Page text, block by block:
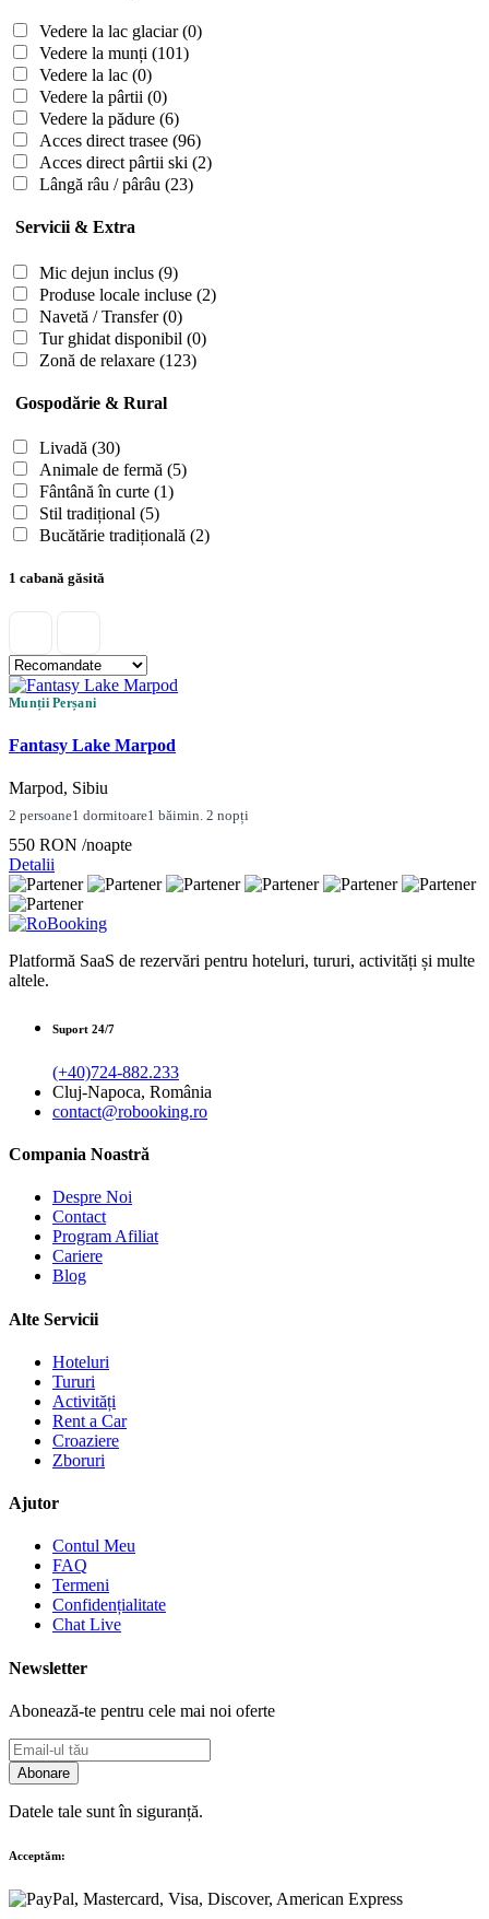
Vedere la lac glaciar(0)
Vedere la munți (101)
Vedere la lac (0)
Vedere la pârtii (0)
Vedere la pădure (6)
Acces direct trasee (96)
Acces direct pârtii ski (2)
Lângă râu / pârâu (23)
Servicii & Extra
Mic dejun inclus (9)
Produse locale incluse (2)
Navetă / Transfer(0)
Tur ghidat disponibil (0)
Zonă de relaxare (123)
Gospodărie & Rural
Livadă (30)
Animale de fermă (5)
Fântână în curte (1)
Stil tradițional (5)
Bucătărie tradițională (2)
1 cabană găsită
Munții Perșani
Fantasy Lake Marpod
Marpod, Sibiu
2 persoane1 dormitoare1 băimin. 2 nopți
550 RON /noapte
Detalii
Platformă SaaS de rezervări pentru hoteluri, tururi, activități și multe
altele.
Suport 24/7
(+40)724-882.233
Cluj-Napoca, România
contact@robooking.ro
Compania Noastră
Despre Noi
Contact
Program Afiliat
Cariere
Blog
Alte Servicii
Hoteluri
Tururi
Activități
Rent a Car
Croaziere
Zboruri
Ajutor
Contul Meu
FAQ
Termeni
Confidențialitate
Chat Live
Newsletter
Abonează-te pentru cele mai noi oferte
Abonare
Datele tale sunt în siguranță.
Acceptăm: